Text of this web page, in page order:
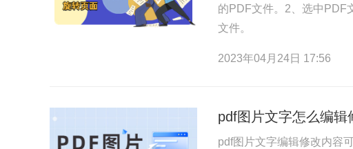
的PDF文件。2、选中PDF
文件。
2023年04月24日 17:56
pdf图片文字怎么编辑
pdf图片文字编辑修改内容